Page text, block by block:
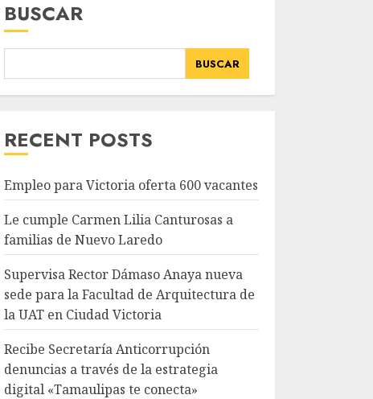
BUSCAR
BUSCAR
RECENT POSTS
Empleo para Victoria oferta 600 vacantes
Le cumple Carmen Lilia Canturosas a
familias de Nuevo Laredo
Supervisa Rector Dámaso Anaya nueva
sede para la Facultad de Arquitectura de
la UAT en Ciudad Victoria
Recibe Secretaría Anticorrupción
denuncias a través de la estrategia
digital «Tamaulipas te conecta»